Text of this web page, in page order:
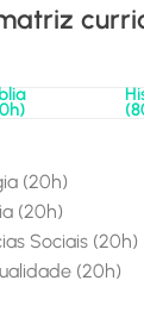
(20h)
(20h)
Sociais (20h)
(20h)